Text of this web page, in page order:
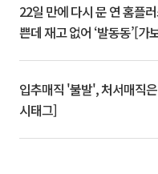
22일 만에 다시 문 연 홈플
쁜데 재고 없어 ‘발동동’[가
입추매직 '불발', 처서매직
시태그]